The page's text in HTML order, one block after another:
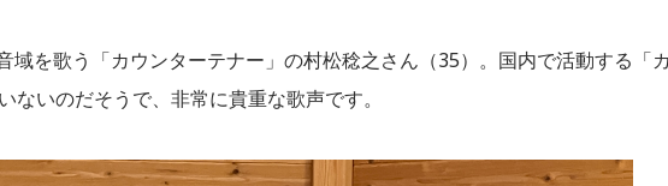
域を歌う「カウンターテナー」の村松稔之さん（35）。国内で活動する「
ないのだそうで、非常に貴重な歌声です。